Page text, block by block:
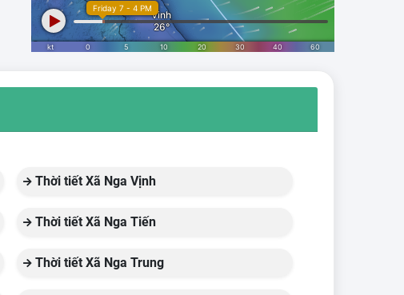
Thời tiết Xã Nga Vịnh
Thời tiết Xã Nga Tiến
Thời tiết Xã Nga Trung